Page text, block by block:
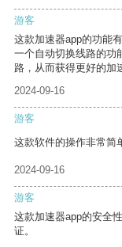
游客
这款加速器app的功能
一个自动切换线路的功
路，从而获得更好的加
2024-09-16
游客
这款软件的操作非常简
2024-09-16
游客
这款加速器app的安全
证。